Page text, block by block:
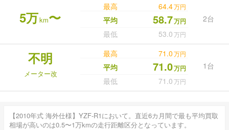
5万km〜
最高 64.4万円
2台
平均 58.7万円
最低 53.0万円
不明
メーター改
最高 71.0万円
1台
平均 71.0万円
最低 71.0万円
【2010年式 海外仕様】YZF-R1において。直近6カ月間で最も平均買取
相場が高いのは0.5〜1万kmの走行距離区分となっています。